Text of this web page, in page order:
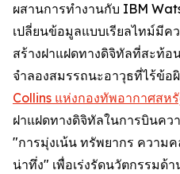
ผสานการทำงานกับ IBM
เปลี่ยนข้อมูลแบบเรียลไทม์มีค
สร้างฝาแฝดทางดิจิทัลที่สะท้อ
จำลองสมรรถนะอาวุธที่ไร้ข้อ
Collins แห่งกองทัพอากาศสหรั
ฝาแฝดทางดิจิทัลในการบินคว
"การมุ่งเน้น ทรัพยากร ความ
น่าทึ่ง" เพื่อเร่งรัดนวัตกรรมด้